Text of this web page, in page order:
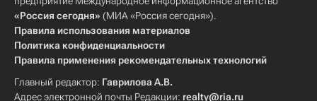
«Россия сегодня» (МИА «Россия сегодня»).
Правила использования материалов
Политика конфиденциальности
Правила применения рекомендательных технологий
Главный редактор: Гаврилова А.В.
Адрес электронной почты Редакции: realty@ria.ru